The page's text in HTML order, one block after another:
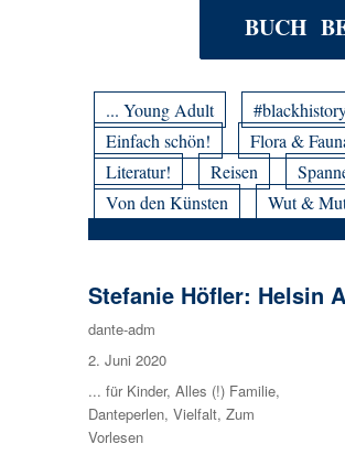
BUCH
... Young Adult
Einfach schön!
Flora &
Literatur!
Reisen
Von den Künsten
Wut &
Stefanie Höfler: Helsin
Autor
dante-adm
Veröffentlicht
am
2. Juni 2020
Kategorien
... für Kinder,Alles (!) Familie,
Danteperlen,Vielfalt,Zum
Vorlesen